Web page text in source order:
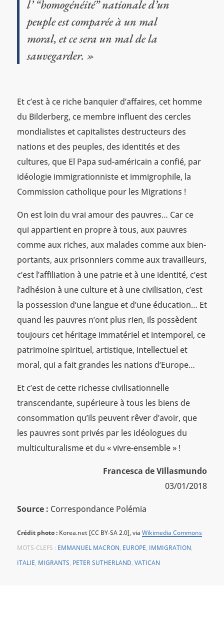
l’ “homogénéité” nationale d’un
peuple est comparée à un mal
moral, et ce sera un mal de la
sauvegarder. »
Et c’est à ce riche banquier d’affaires, cet homme
du Bilderberg, ce membre influent des cercles
mondialistes et capitalistes destructeurs des
nations et des peuples, des identités et des
cultures, que El Papa sud-américain a confié, par
idéologie immigrationniste et immigrophile, la
Commission catholique pour les Migrations !
On est loin du vrai amour des pauvres… Car ce
qui appartient en propre à tous, aux pauvres
comme aux riches, aux malades comme aux bien-
portants, aux prisonniers comme aux travailleurs,
c’est l’affiliation à une patrie et à une identité, c’est
l’adhésion à une culture et à une civilisation, c’est
la possession d‘une langue et d’une éducation… Et
quand les pauvres n’ont plus rien, ils possèdent
toujours cet héritage immatériel et intemporel, ce
patrimoine spirituel, artistique, intellectuel et
moral, qui a fait grandes les nations d’Europe…
Et c’est de cette richesse civilisationnelle
transcendante, supérieure à tous les biens de
consommation qu’ils peuvent rêver d’avoir, que
les pauvres sont privés par les idéologues du
multiculturalisme et du « vivre-ensemble » !
Francesca de Villasmundo
03/01/2018
Source : Correspondance Polémia
Crédit photo :Korea.net [CC BY-SA 2.0], via Wikimedia Commons
MOTS-CLEFS : EMMANUEL MACRON, EUROPE, IMMIGRATION,
ITALIE, MIGRANTS, PETER SUTHERLAND, VATICAN